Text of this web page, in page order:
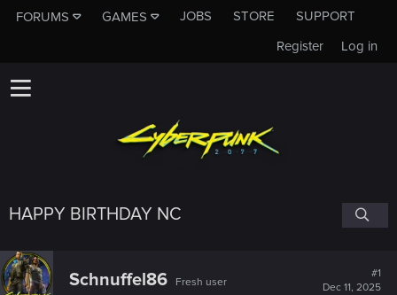
FORUMS GAMES JOBS STORE
SUPPORT
Log in
Register
HAPPY BIRTHDAY NC
Schnuffel86 Fresh user
#1
Dec 11, 2025